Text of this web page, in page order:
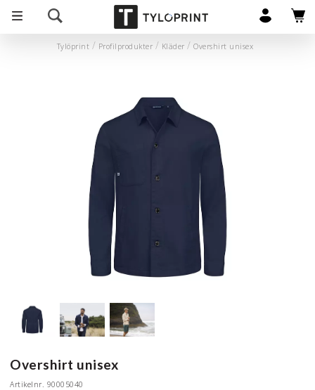
Tylöprint Profilprodukter Kläder Overshirt unisex
Overshirt unisex
Artikelnr. 90005040